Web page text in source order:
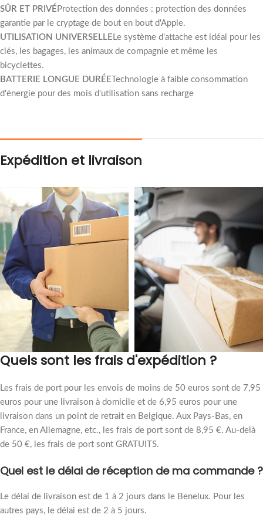
SÛR ET PRIVÉ Protection des données : protection des données
garantie par le cryptage de bout en bout d'Apple.
UTILISATION UNIVERSELLE Le système d'attache est idéal pour les
clés, les bagages, les animaux de compagnie et même les
bicyclettes.
BATTERIE LONGUE DURÉETechnologie à faible consommation
d'énergie pour des mois d'utilisation sans recharge
Expédition et livraison
Quels sont les frais d'expédition ?
Les frais de port pour les envois de moins de 50 euros sont de 7,95
euros pour une livraison à domicile et de 6,95 euros pour une
livraison dans un point de retrait en Belgique. Aux Pays-Bas, en
France, en Allemagne, etc., les frais de port sont de 8,95 €. Au-delà
de 50 €, les frais de port sont GRATUITS.
Quel est le délai de réception de ma commande ?
Le délai de livraison est de 1 à 2 jours dans le Benelux. Pour les
autres pays, le délai est de 2 à 5 jours.